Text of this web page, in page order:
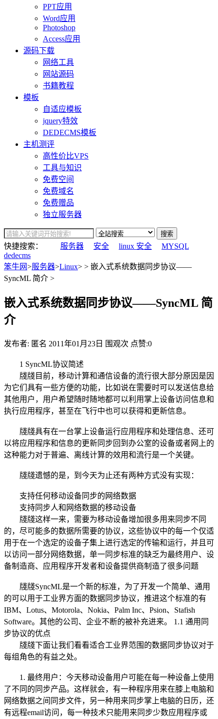
PPT应用
Word应用
Photoshop
Access应用
源码下载
网络工具
网站源码
书籍教程
模板
自适应模板
jquery特效
DEDECMS模板
主机测评
高性价比VPS
工具与知识
免费空间
免费域名
免费赠品
独立服务器
搜索
快捷搜索： 服务器 安全 linux 安全
MYSQL
dedecms
笨牛网>服务器>Linux> > 嵌入式系统数据同步协议——
SyncML 简介 >
嵌入式系统数据同步协议——SyncML 简
介
发布者: 匿名 2011年01月23日 围观次 点赞:0
1 SyncML协议简述
牋牋目前，移动计算和通信设备的流行很大部分原因是因
为它们具有一些方便的功能，比如说在需要时可以发送信息给
其他用户，用户希望随时随地都可以利用掌上设备访问信息和
执行应用程序，甚至在飞行中也可以获得和更新信息。
牋牋具有在一台掌上设备运行应用程序和处理信息、还可
以将应用程序和信息的更新同步回到办公室的设备或者网上的
这种能力对于普遍、离线计算的效用和流行是一个关键。
牋牋遗憾的是，到今天为止还有两种方式没有实现：
支持任何移动设备同步的网络数据
支持同步人和网络数据的移动设备
牋牋这样一来，需要为移动设备增加很多用来同步不同
的，尽可能多的数据所需要的协议，这些协议中的每一个仅适
用于在一个选定的设备子集上进行选定的传输和运行，并且可
以访问一部分网络数据，单一同步标准的缺乏为最终用户、设
备制造商、应用程序开发者和设备提供商制造了很多问题
牋牋SyncML是一个新的标准，为了开发一个简单、通用
的可以用于工业界方面的数据同步协议，推进这个标准的有
IBM、Lotus、Motorola、Nokia、Palm Inc、Psion、Stafish
Software。其他的公司、企业不断的被补充进来。 1.1 通用同
步协议的优点
牋牋下面让我们看看适合工业界范围的数据同步协议对于
每组角色的有益之处。
1. 最终用户：今天移动设备用户可能在每一种设备上使用
了不同的同步产品。这样就会，有一种程序用来在膝上电脑和
网络数据之间同步文件，另一种用来同步掌上电脑的日历，还
有远程email访问，每一种技术只能用来同步少数应用程序或